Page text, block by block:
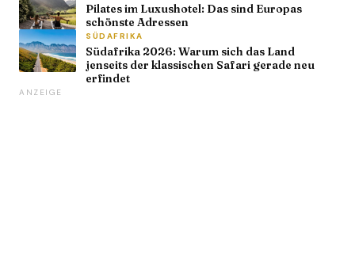
Pilates im Luxushotel: Das sind Europas
schönste Adressen
SÜDAFRIKA
Südafrika 2026: Warum sich das Land
jenseits der klassischen Safari gerade neu
erfindet
ANZEIGE